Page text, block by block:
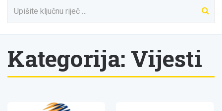
Kategorija: Vijesti